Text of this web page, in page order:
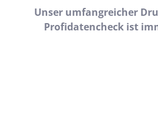
Unser umfangreicher
Profidatencheck ist